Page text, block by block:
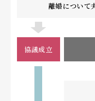
離婚について
協議成立